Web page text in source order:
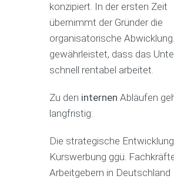
konzipiert. In der ersten Zeit
übernimmt der Gründer die
organisatorische
gewährleistet, dass das
schnell rentabel arbeitet.
Zu den internen Abläufen
langfristig:
Die strategische Entwicklung
Kurswerbung ggü.
Arbeitgebern in Deutschland